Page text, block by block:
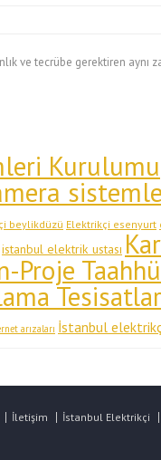
ve tecrübe gerektiren aynı
Kurulumu
beylikdüzü Elektrikçi esenyurt
istanbul elektrik ustası
Proje
arızaları İstanbul
İletişim İstanbul Elektrikçi